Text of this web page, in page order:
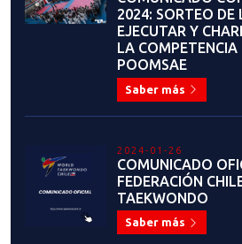
2023-06-22
JOAQUÍN
EVOLUCIÓN
Saber más
TAEKWONDO ES
ARTE MARCIAL Y
COMBATE"
Saber más